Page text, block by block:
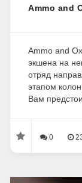
Ammo and
Ammo and
экшена на
отряд
этапом
Вам
0